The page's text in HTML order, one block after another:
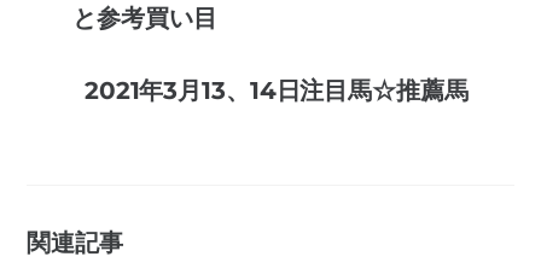
と参考買い目
2021年3月13、14日注目馬☆推薦馬
関連記事